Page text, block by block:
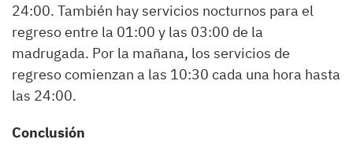
24:00. También hay servicios nocturnos para el
regreso entre la 01:00 y las 03:00 de la
madrugada. Por la mañana, los servicios de
regreso comienzan a las 10:30 cada una hora hasta
las 24:00.
Conclusión